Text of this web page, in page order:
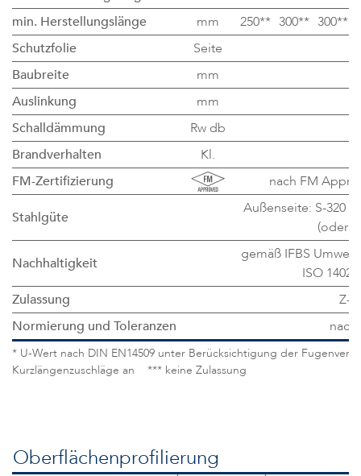
min. Herstellungslänge
mm 250** 300** 300**
Schutzfolie
Seite
Baubreite
mm
Auslinkung
mm
Schalldämmung
Rw db
Brandverhalten
Kl.
FM-Zertifizierung
nach FM
Stahlgüte
Außenseite: S-320
(oder
Nachhaltigkeit
gemäß IFBS
ISO
Zulassung
Z-
Normierung und Toleranzen
nach
* U-Wert nach DIN EN14509 unter Berücksichtigung der
Kurzlängenzuschläge an *** keine Zulassung
Oberflächenprofilierung